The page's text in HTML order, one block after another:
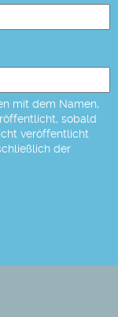
mit dem Namen,
sobald
veröffentlicht
der